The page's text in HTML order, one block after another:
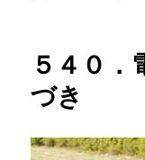
５４０．
づき